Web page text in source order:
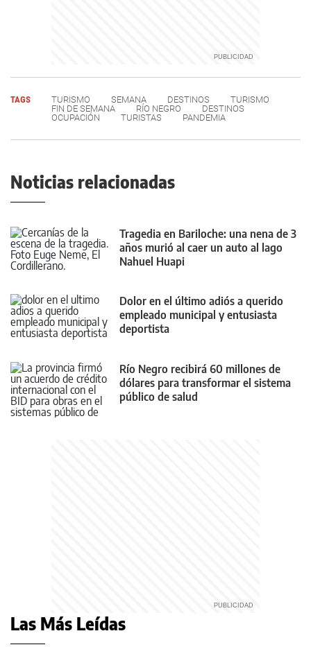
TAGS TURISMO SEMANA DESTINOS
TURISMO
FIN DE SEMANA
RÍO NEGRO
DESTINOS
OCUPACIÓN
TURISTAS PANDEMIA
Noticias relacionadas
Tragedia en Bariloche: una nena de 3
años murió al caer un auto al lago
Nahuel Huapi
Dolor en el último adiós a querido
empleado municipal y entusiasta
deportista
Río Negro recibirá 60 millones de
dólares para transformar el sistema
público de salud
Las Más Leídas